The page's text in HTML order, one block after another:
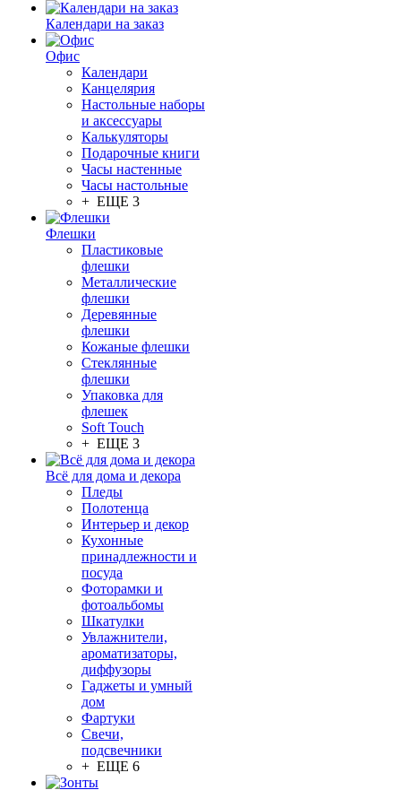
Календари на заказ
Офис
Календари
Канцелярия
Настольные наборы
и аксессуары
Калькуляторы
Подарочные книги
Часы настенные
Часы настольные
+ ЕЩЕ 3
Флешки
Пластиковые
флешки
Металлические
флешки
Деревянные
флешки
Кожаные флешки
Стеклянные
флешки
Упаковка для
флешек
Soft Touch
+ ЕЩЕ 3
Всё для дома и декора
Пледы
Полотенца
Интерьер и декор
Кухонные
принадлежности и
посуда
Фоторамки и
фотоальбомы
Шкатулки
Увлажнители,
ароматизаторы,
диффузоры
Гаджеты и умный
дом
Фартуки
Свечи,
подсвечники
+ ЕЩЕ 6